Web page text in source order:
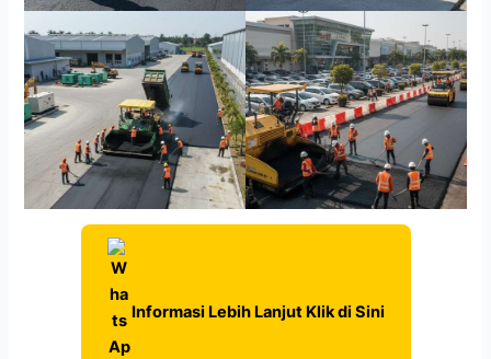
Informasi Lebih Lanjut Klik di Sini